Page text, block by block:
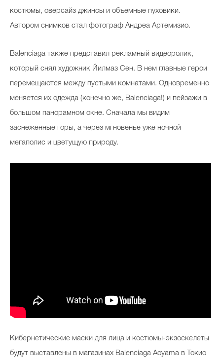
костюмы, оверсайз джинсы и объемные пуховики.
Автором снимков стал фотограф Андреа Артемизио.
Balenciaga также представил рекламный видеоролик,
который снял художник Йилмаз Сен. В нем главные герои
перемещаются между пустыми комнатами. Одновременно
меняется их одежда (конечно же, Balenciaga!) и пейзажи в
большом панорамном окне. Сначала мы видим
заснеженные горы, а через мгновенье уже ночной
мегаполис и цветущую природу.
Кибернетические маски для лица и костюмы-экзоскелеты
будут выставлены в магазинах Balenciaga Aoyama в Токио